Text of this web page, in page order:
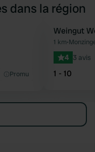
dans la région
Préféré
Promu
Weingut
1 km•
4 3 avis
1 - 10